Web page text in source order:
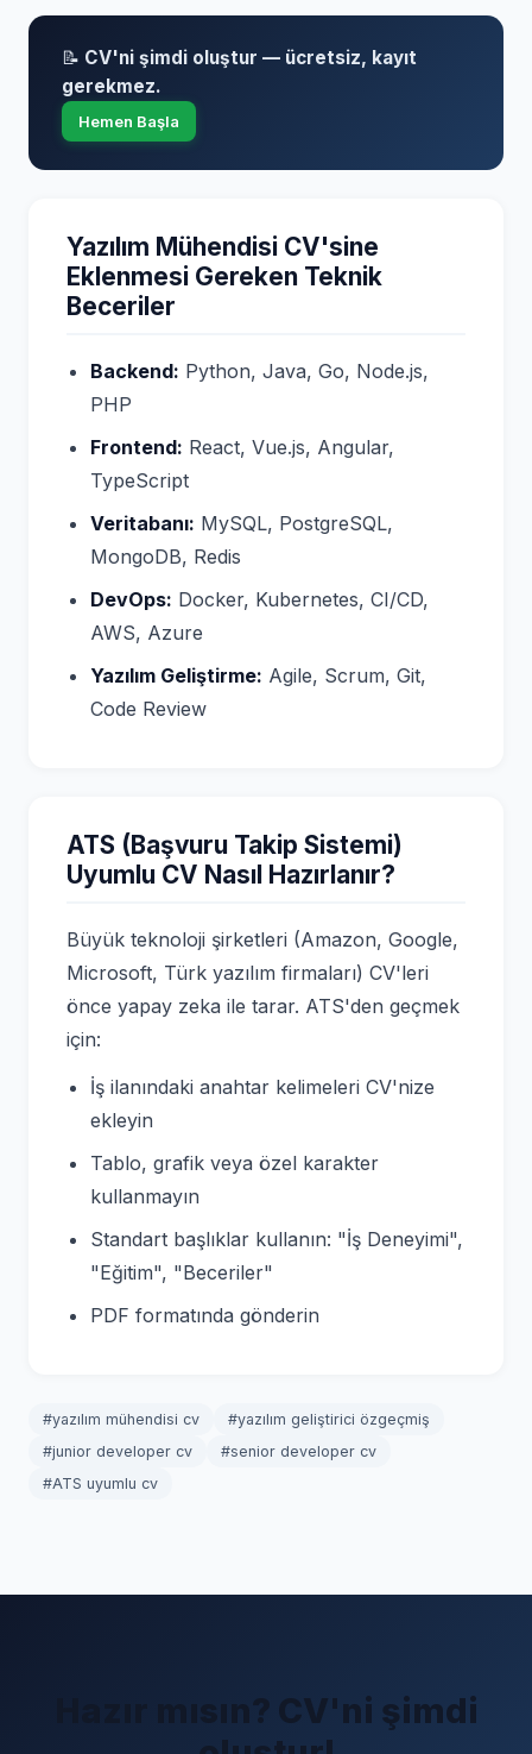
📝 CV'ni şimdi oluştur — ücretsiz, kayıt
gerekmez.
Hemen Başla
Yazılım Mühendisi CV'sine
Eklenmesi Gereken Teknik
Beceriler
Backend: Python, Java, Go, Node.js,
PHP
Frontend: React, Vue.js, Angular,
TypeScript
Veritabanı: MySQL, PostgreSQL,
MongoDB, Redis
DevOps: Docker, Kubernetes, CI/CD,
AWS, Azure
Yazılım Geliştirme: Agile, Scrum, Git,
Code Review
ATS (Başvuru Takip Sistemi)
Uyumlu CV Nasıl Hazırlanır?
Büyük teknoloji şirketleri (Amazon, Google,
Microsoft, Türk yazılım firmaları) CV'leri
önce yapay zeka ile tarar. ATS'den geçmek
için:
İş ilanındaki anahtar kelimeleri CV'nize
ekleyin
Tablo, grafik veya özel karakter
kullanmayın
Standart başlıklar kullanın: "İş Deneyimi",
"Eğitim", "Beceriler"
PDF formatında gönderin
#yazılım mühendisi cv
#yazılım geliştirici özgeçmiş
#junior developer cv
#senior developer cv
#ATS uyumlu cv
Hazır mısın? CV'ni şimdi